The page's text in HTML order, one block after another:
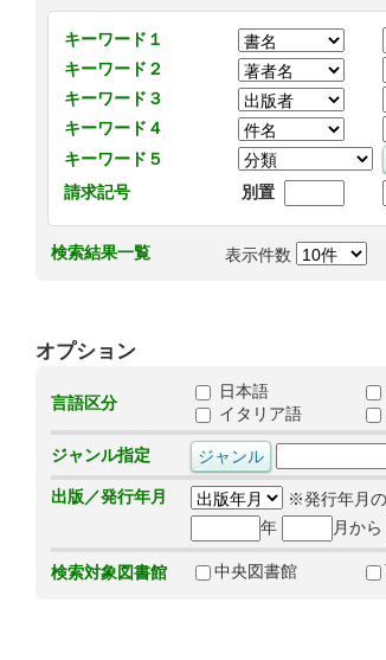
キーワード１
キーワード２
キーワード３
キーワード４
キーワード５
請求記号
別置
検索結果一覧 表示件数
オプション
言語区分
日本語
イタリア語
ジャンル指定
出版／発行年月
※発行年月の
年
月から
検索対象図書館 中央図書館